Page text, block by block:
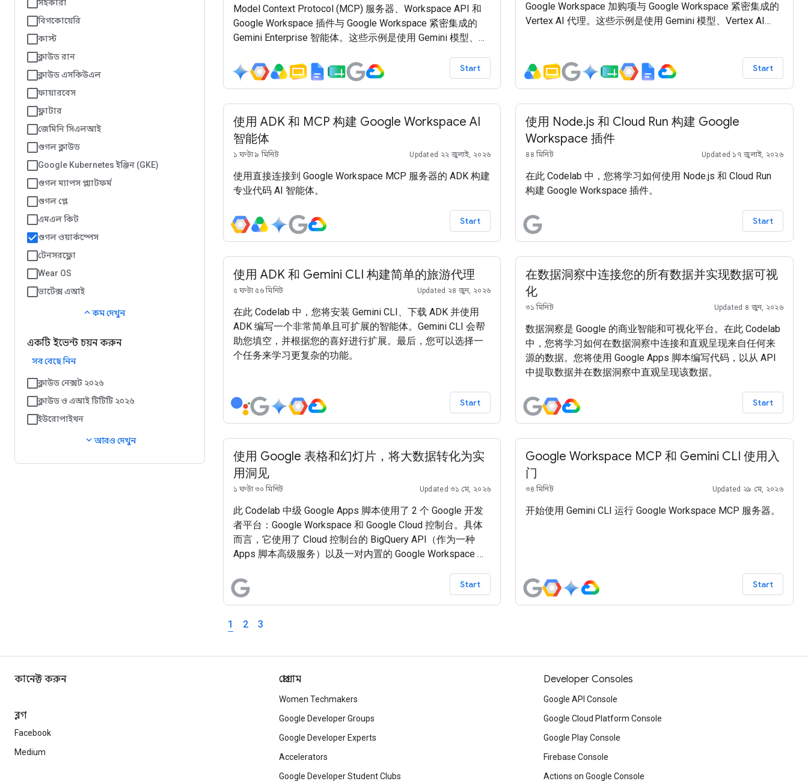
সহকারী
বিগকোয়েরি
কাস্ট
ক্লাউড রান
ক্লাউড এসকিউএল
ফায়ারবেস
ফ্লাটার
জেমিনি সিএলআই
গুগল ক্লাউড
Google Kubernetes ইঞ্জিন (GKE)
গুগল ম্যাপস প্ল্যাটফর্ম
গুগল প্লে
এমএল কিট
গুগল ওয়ার্কস্পেস
টেনসরফ্লো
Wear OS
ভার্টেক্স এআই
expand_lessকম দেখুন
একটি ইভেন্ট চয়ন করুন
সব বেছে নিন
ক্লাউড নেক্সট ২০২৬
ক্লাউড ও এআই টিটিটি ২০২৬
ইউরোপাইথন
expand_moreআরও দেখুন
Model Context Protocol (MCP) 服务器、Workspace API 和
Google Workspace 插件与 Google Workspace 紧密集成的
Gemini Enterprise 智能体。这些示例是使用 Gemini 模型、
智能体开发套件 (ADK) 和 Google Cloud 构建的。
Start
Google Workspace 加购项与 Google Workspace 紧密集成的
Vertex AI 代理。这些示例是使用 Gemini 模型、Vertex AI
Start
使用 ADK 和 MCP 构建 Google Workspace AI
智能体
১ ঘণ্টা ৯ মিনিট Updated ২২ জুলাই, ২০২৬
使用直接连接到 Google Workspace MCP 服务器的 ADK 构建
专业代码 AI 智能体。
Start
使用 Node.js 和 Cloud Run 构建 Google
Workspace 插件
৪৪ মিনিট Updated ১৭ জুলাই, ২০২৬
在此 Codelab 中，您将学习如何使用 Node.js 和 Cloud Run
构建 Google Workspace 插件。
Start
使用 ADK 和 Gemini CLI 构建简单的旅游代理
৫ ঘণ্টা ৫৬ মিনিট Updated ২৪ জুন, ২০২৬
在此 Codelab 中，您将安装 Gemini CLI、下载 ADK 并使用
ADK 编写一个非常简单且可扩展的智能体。Gemini CLI 会帮
助您填空，并根据您的喜好进行扩展。最后，您可以选择一
个任务来学习更复杂的功能。
Start
在数据洞察中连接您的所有数据并实现数据可视
化
৩১ মিনিট Updated ৪ জুন, ২০২৬
数据洞察是 Google 的商业智能和可视化平台。在此 Codelab
中，您将学习如何在数据洞察中连接和直观呈现来自任何来
源的数据。您将使用 Google Apps 脚本编写代码，以从 API
中提取数据并在数据洞察中直观呈现该数据。
Start
使用 Google 表格和幻灯片，将大数据转化为实
用洞见
১ ঘণ্টা ৩০ মিনিট Updated ৩১ মে, ২০২৬
此 Codelab 中级 Google Apps 脚本使用了 2 个 Google 开发
者平台：Google Workspace 和 Google Cloud 控制台。具体
而言，它使用了 Cloud 控制台的 BigQuery API（作为一种
Apps 脚本高级服务）以及一对内置的 Google Workspace 服
展示，他们能够在（相对）较短的一段代码中自动完成从大
数据分析到幻灯片演示的最终环节。
Start
Google Workspace MCP 和 Gemini CLI 使用入
门
৩৪ মিনিট Updated ২৯ মে, ২০২৬
开始使用 Gemini CLI 运行 Google Workspace MCP 服务器。
Start
1 2 3
কানেক্ট করুন
ব্লগ
Facebook
Medium
প্রোগ্রাম
Women Techmakers
Google Developer Groups
Google Developer Experts
Accelerators
Google Developer Student Clubs
Developer Consoles
Google API Console
Google Cloud Platform Console
Google Play Console
Firebase Console
Actions on Google Console